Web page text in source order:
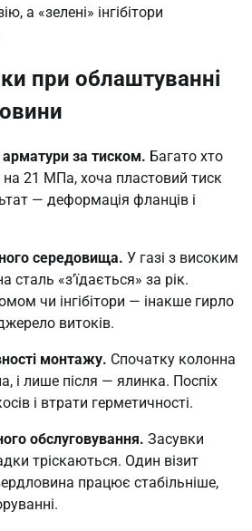
а «зелені» інгібітори
при облаштуванні
за тиском. Багато хто
21 МПа, хоча пластовий тиск
— деформація фланців і
середовища. У газі з високим
сталь «з’їдається» за рік.
чи інгібітори — інакше гирло
витоків.
монтажу. Спочатку колонна
і лише після — ялинка. Поспіх
і втрати герметичності.
обслуговування. Засувки
тріскаються. Один візит
працює стабільніше,